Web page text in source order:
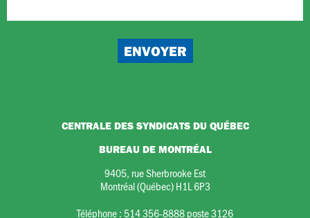
CENTRALE DES SYNDICATS DU QUÉBEC
BUREAU DE MONTRÉAL
9405, rue Sherbrooke Est
Montréal (Québec) H1L 6P3
Téléphone : 514 356-8888 poste 3126